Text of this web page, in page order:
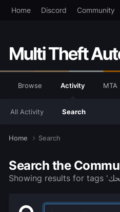
Home Discord Community
Browse Activity
All Activity Search
Home Search
Search the